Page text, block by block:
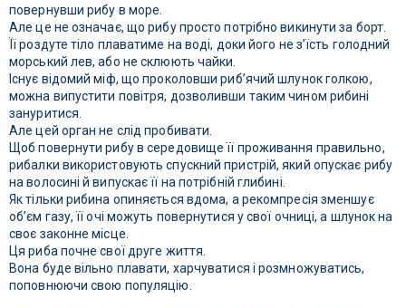
повернувши рибу в море.
Але це не означає, що рибу просто потрібно викинути за борт.
Її роздуте тіло плаватиме на воді, доки його не з’їсть голодний
морський лев, або не склюють чайки.
Існує відомий міф, що проколовши риб’ячий шлунок голкою,
можна випустити повітря, дозволивши таким чином рибині
зануритися.
Але цей орган не слід пробивати.
Щоб повернути рибу в середовище її проживання правильно,
рибалки використовують спускний пристрій, який опускає рибу
на волосині й випускає її на потрібній глибині.
Як тільки рибина опиняється вдома, а рекомпресія зменшує
об’єм газу, її очі можуть повернутися у свої очниці, а шлунок на
своє законне місце.
Ця риба почне свої друге життя.
Вона буде вільно плавати, харчуватися і розмножуватись,
поповнюючи свою популяцію.